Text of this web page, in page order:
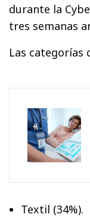
durante la
tres semanas
Las categorías
Textil (34%).